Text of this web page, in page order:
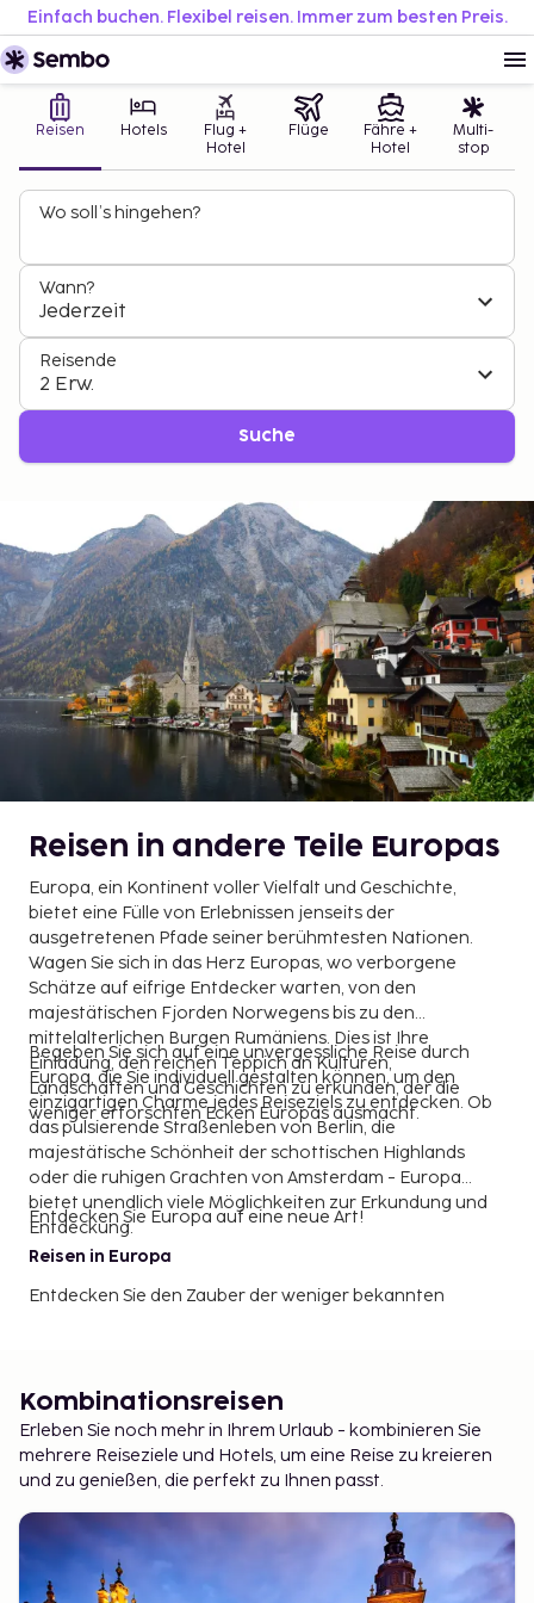
Einfach buchen. Flexibel reisen. Immer zum besten Preis.
Reisen Hotels
Flug +
Hotel
Flüge
Fähre +
Hotel
Multi-
stop
Wo soll’s hingehen?
Wann?
Jederzeit
Reisende
2 Erw.
Suche
Reisen in andere Teile Europas
Europa, ein Kontinent voller Vielfalt und Geschichte,
bietet eine Fülle von Erlebnissen jenseits der
ausgetretenen Pfade seiner berühmtesten Nationen.
Wagen Sie sich in das Herz Europas, wo verborgene
Schätze auf eifrige Entdecker warten, von den
majestätischen Fjorden Norwegens bis zu den
mittelalterlichen Burgen Rumäniens. Dies ist Ihre
Einladung, den reichen Teppich an Kulturen,
Landschaften und Geschichten zu erkunden, der die
weniger erforschten Ecken Europas ausmacht.
Begeben Sie sich auf eine unvergessliche Reise durch
Europa, die Sie individuell gestalten können, um den
einzigartigen Charme jedes Reiseziels zu entdecken. Ob
das pulsierende Straßenleben von Berlin, die
majestätische Schönheit der schottischen Highlands
oder die ruhigen Grachten von Amsterdam - Europa
bietet unendlich viele Möglichkeiten zur Erkundung und
Entdeckung.
Entdecken Sie Europa auf eine neue Art!
Reisen in Europa
Entdecken Sie den Zauber der weniger bekannten
Glanz Wiens, wo klassische Musik und modernes Design
aufeinandertreffen. Die Tiefe Europas offenbart sich in
seinen vielfältigen Kulturlandschaften, in denen Tradition
und Innovation nahtlos ineinander übergehen.
Reisen Sie durch die bezaubernden Wälder Polens, wo
uralte Legenden und wilde Tiere frei umherstreifen, oder
erleben Sie den Reiz der mittelalterlichen Städte und der
weltberühmten Schokolade Belgiens. Von der
zerklüfteten Schönheit der baltischen Küsten bis zu den
ruhigen Seen Finnlands - Europas Naturwunder
Kombinationsreisen
Erleben Sie noch mehr in Ihrem Urlaub - kombinieren Sie
mehrere Reiseziele und Hotels, um eine Reise zu kreieren
und zu genießen, die perfekt zu Ihnen passt.